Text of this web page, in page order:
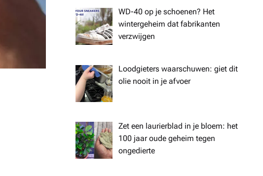
WD-40 op je schoenen? Het
wintergeheim dat fabrikanten
verzwijgen
Loodgieters waarschuwen: giet dit
olie nooit in je afvoer
Zet een laurierblad in je bloem: het
100 jaar oude geheim tegen
ongedierte